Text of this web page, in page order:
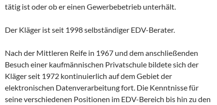
tätig ist oder ob er einen Gewerbebetrieb unterhält.
Der Kläger ist seit 1998 selbständiger EDV-Berater.
Nach der Mittleren Reife in 1967 und dem anschließenden
Besuch einer kaufmännischen Privatschule bildete sich der
Kläger seit 1972 kontinuierlich auf dem Gebiet der
elektronischen Datenverarbeitung fort. Die Kenntnisse für
seine verschiedenen Positionen im EDV-Bereich bis hin zu den